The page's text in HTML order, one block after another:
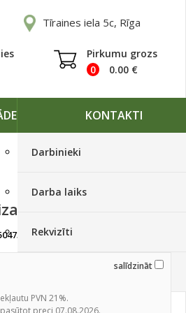
Tīraines iela 5c, Rīga
Pirkumu grozs
0
0.00 €
KONTAKTI
Darbinieki
Darba laiks
Rekvizīti
Sunset 10 sēklas
salīdzināt
PVN 21%.
preci 07.08.2026.